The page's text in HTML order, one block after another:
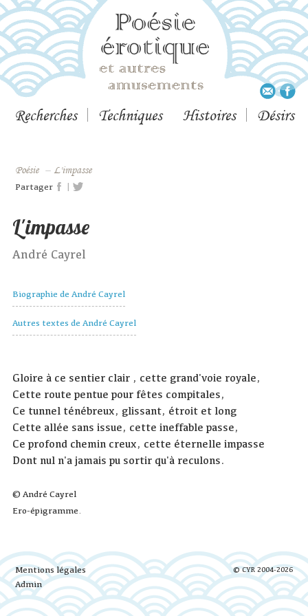
Recherches Techniques Histoires Désirs
Poésie – L'impasse
Partager |
L'impasse
André Cayrel
Biographie de André Cayrel
Autres textes de André Cayrel
Gloire à ce sentier clair , cette grand'voie royale,
Cette route pentue pour fêtes compitales,
Ce tunnel ténébreux, glissant, étroit et long
Cette allée sans issue, cette ineffable passe,
Ce profond chemin creux, cette éternelle impasse
Dont nul n'a jamais pu sortir qu'à reculons.
© André Cayrel
Ero-épigramme.
© CYR 2004-2026
Mentions légales
Admin